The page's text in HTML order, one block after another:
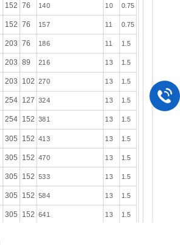
152 76 140 10 0.75
152 76 157 11 0.75
203 76 186 11 1.5
203 89 216 13 1.5
203 102 270 13 1.5
254 127 324 13 1.5
254 152 381 13 1.5
305 152 413 13 1.5
305 152 470 13 1.5
305 152 533 13 1.5
305 152 584 13 1.5
305 152 641 13 1.5